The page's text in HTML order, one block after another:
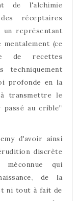
de l'alchimie
réceptaires
un représentant
(ce
de recettes
techniquement
profonde en la
transmettre le
au crible”
d'avoir ainsi
discrète
qui
de la
ni tout à fait de